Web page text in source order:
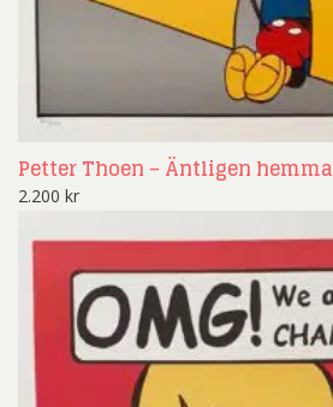
Petter Thoen – Äntligen hemma
2.200 kr